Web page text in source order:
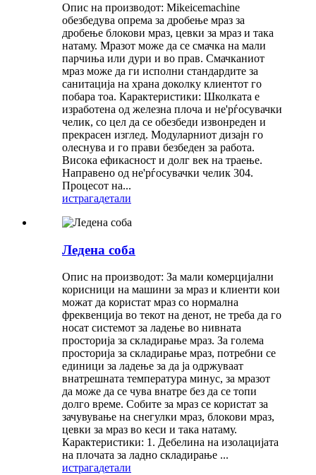
Опис на производот: Mikeicemachine
обезбедува опрема за дробење мраз за
дробење блокови мраз, цевки за мраз и така
натаму. Мразот може да се смачка на мали
парчиња или дури и во прав. Смачканиот
мраз може да ги исполни стандардите за
санитација на храна доколку клиентот го
побара тоа. Карактеристики: Школката е
изработена од железна плоча и не'рѓосувачки
челик, со цел да се обезбеди извонреден и
прекрасен изглед. Модуларниот дизајн го
олеснува и го прави безбеден за работа.
Висока ефикасност и долг век на траење.
Направено од не'рѓосувачки челик 304.
Процесот на...
истрагадетали
Ледена соба
Опис на производот: За мали комерцијални
корисници на машини за мраз и клиенти кои
можат да користат мраз со нормална
фреквенција во текот на денот, не треба да го
носат системот за ладење во нивната
просторија за складирање мраз. За голема
просторија за складирање мраз, потребни се
единици за ладење за да ја одржуваат
внатрешната температура минус, за мразот
да може да се чува внатре без да се топи
долго време. Собите за мраз се користат за
зачувување на снегулки мраз, блокови мраз,
цевки за мраз во кеси и така натаму.
Карактеристики: 1. Дебелина на изолацијата
на плочата за ладно складирање ...
истрагадетали